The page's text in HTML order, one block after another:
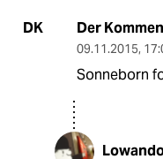
DK Der
09.11.2015,
Sonneborn